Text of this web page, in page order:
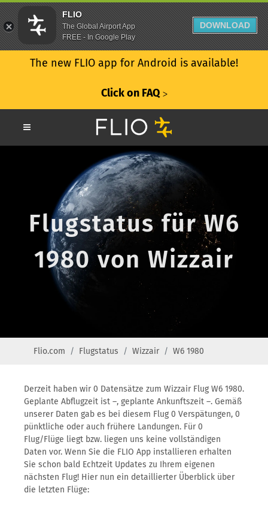
The new FLIO app for Android is available!
Click on FAQ ᐳ
Flugstatus für W6
1980 von Wizzair
Flio.com Flugstatus Wizzair W6 1980
Derzeit haben wir 0 Datensätze zum Wizzair Flug W6 1980.
Geplante Abflugzeit ist –, geplante Ankunftszeit –. Gemäß
unserer Daten gab es bei diesem Flug 0 Verspätungen, 0
pünktliche oder auch frühere Landungen. Für 0
Flug/Flüge liegt bzw. liegen uns keine vollständigen
Daten vor. Wenn Sie die FLIO App installieren erhalten
Sie schon bald Echtzeit Updates zu Ihrem eigenen
nächsten Flug! Hier nun ein detaillierter Überblick über
die letzten Flüge:
FLIO
The Global Airport App
FREE - In Google Play
DOWNLOAD